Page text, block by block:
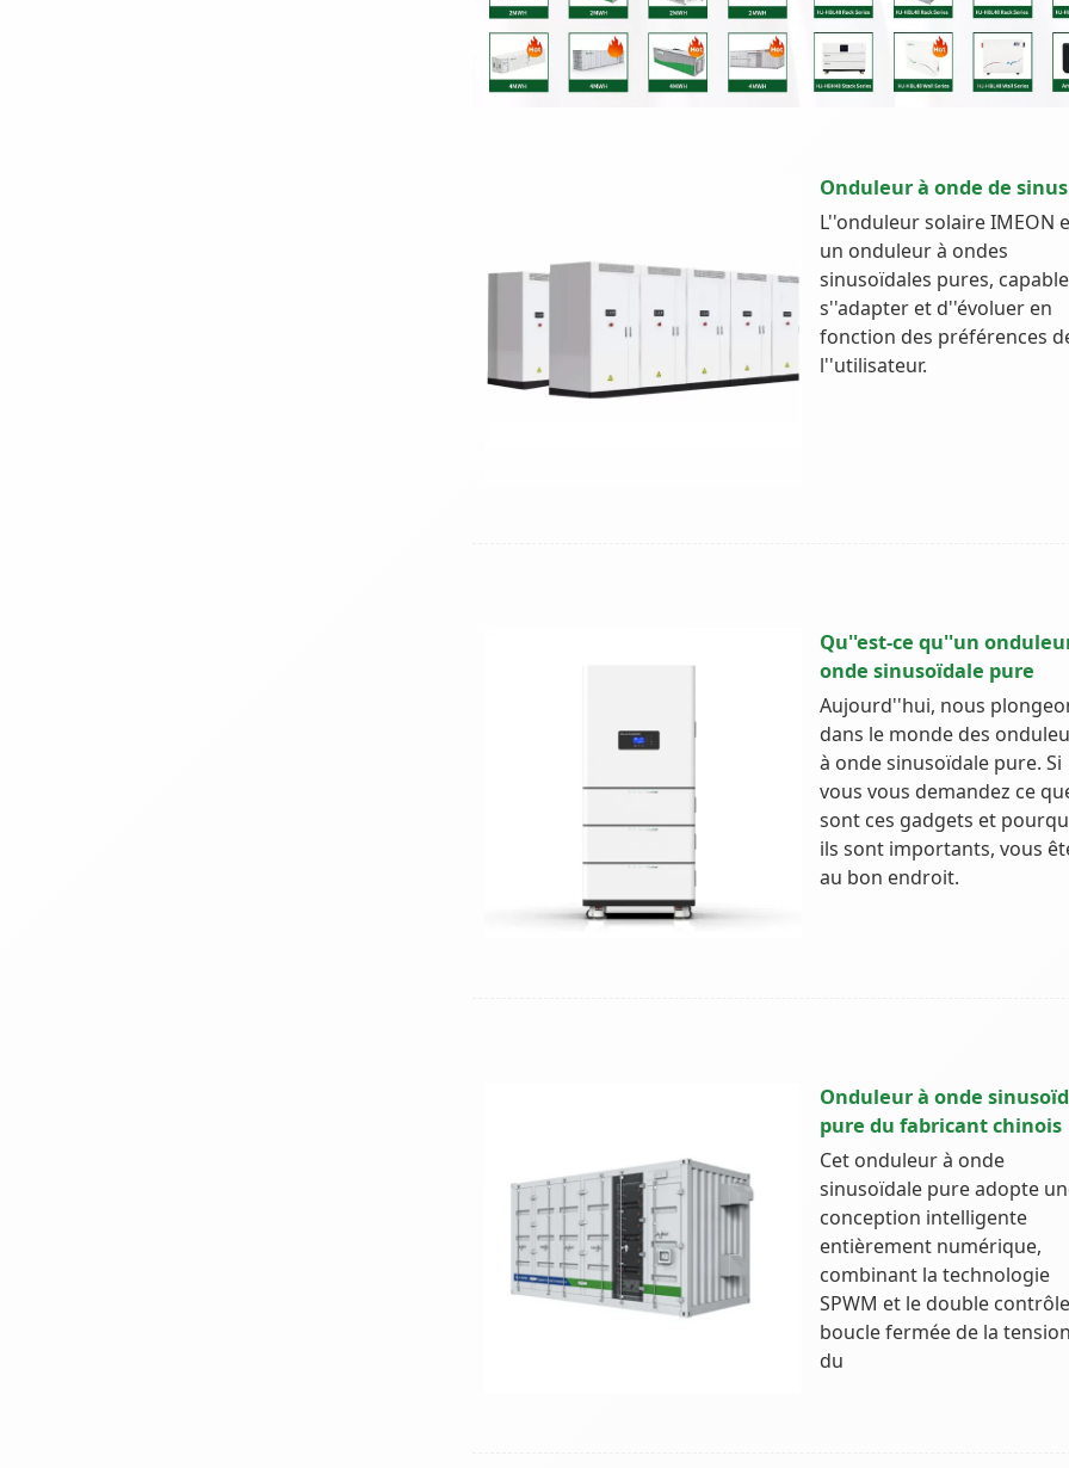
Onduleur à onde de
L''onduleur solaire IMEON
un onduleur à ondes
sinusoïdales pures,
s''adapter et d''évoluer en
fonction des préférences
l''utilisateur.
Qu''est-ce qu''un
onde sinusoïdale pure
Aujourd''hui, nous
dans le monde des
à onde sinusoïdale pure. Si
vous vous demandez ce
sont ces gadgets et
ils sont importants, vous
au bon endroit.
Onduleur à onde
pure du fabricant chinois
Cet onduleur à onde
sinusoïdale pure adopte
conception intelligente
entièrement numérique,
combinant la technologie
SPWM et le double
boucle fermée de la
du